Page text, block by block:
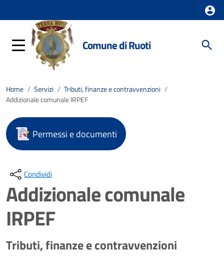
Comune di Ruoti
Home / Servizi / Tributi, finanze e contravvenzioni /
Addizionale comunale IRPEF
Permessi e documenti
Condividi
Addizionale comunale
IRPEF
Tributi, finanze e contravvenzioni